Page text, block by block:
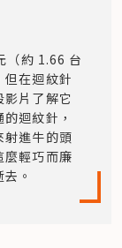
（約 1.66 台
但在迴紋針
影片了解它
迴紋針，
射進牛的頭
麼輕巧而廉
。